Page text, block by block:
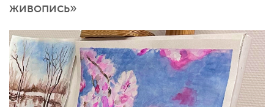
живопись»